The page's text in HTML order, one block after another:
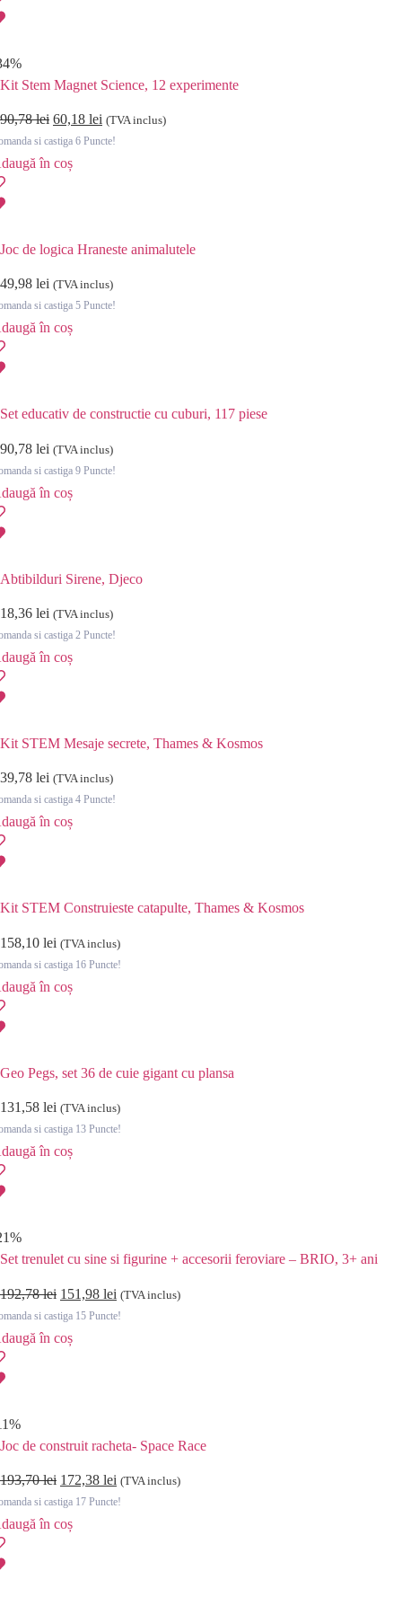
Kit Stem Magnet Science, 12 experimente
90,78lei 60,18 lei (TVA inclus)
si castiga 6 Puncte!
în coș
Joc de logica Hraneste animalutele
49,98 lei (TVA inclus)
si castiga 5 Puncte!
în coș
Set educativ de constructie cu cuburi, 117 piese
90,78 lei (TVA inclus)
si castiga 9 Puncte!
în coș
Abtibilduri Sirene, Djeco
18,36 lei (TVA inclus)
si castiga 2 Puncte!
în coș
Kit STEM Mesaje secrete, Thames & Kosmos
39,78 lei (TVA inclus)
si castiga 4 Puncte!
în coș
Kit STEM Construieste catapulte, Thames & Kosmos
158,10 lei (TVA inclus)
si castiga 16 Puncte!
în coș
Geo Pegs, set 36 de cuie gigant cu plansa
131,58 lei (TVA inclus)
si castiga 13 Puncte!
în coș
Set trenulet cu sine si figurine + accesorii feroviare – BRIO, 3+ ani
192,78lei 151,98 lei (TVA inclus)
si castiga 15 Puncte!
în coș
Joc de construit racheta- Space Race
193,70lei 172,38 lei (TVA inclus)
si castiga 17 Puncte!
în coș